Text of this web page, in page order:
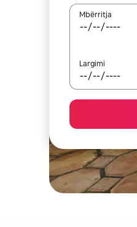
Mbërritja
Largimi